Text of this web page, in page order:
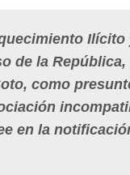
Ilícito
de la
como
en la